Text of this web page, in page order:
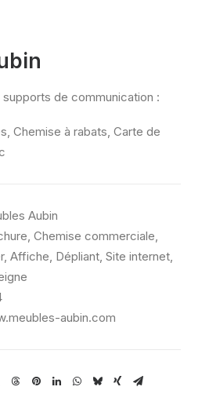
de communication :
Chemise à rabats, Carte de
Aubin
Chemise commerciale,
Affiche, Dépliant, Site internet,
aubin.com